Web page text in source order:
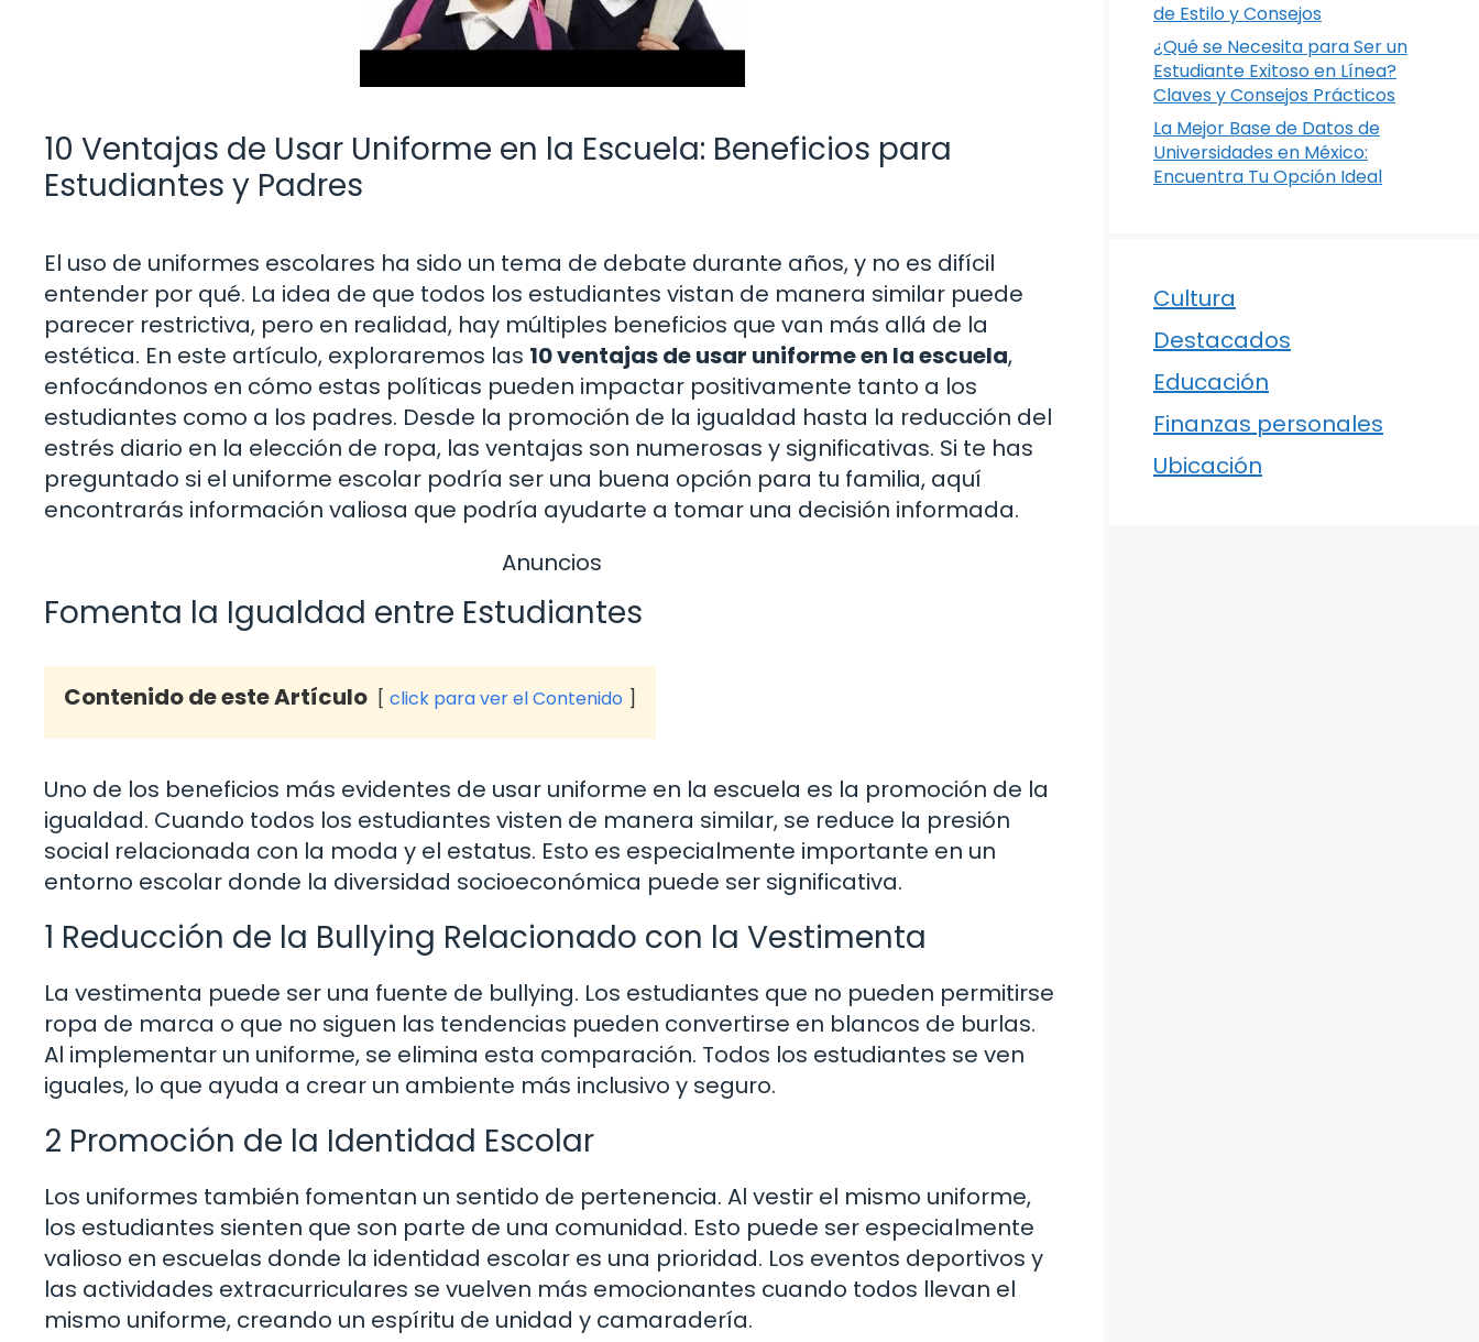
10 Ventajas de Usar Uniforme en la Escuela: Beneficios para
Estudiantes y Padres
El uso de uniformes escolares ha sido un tema de debate durante años, y no es difícil
entender por qué. La idea de que todos los estudiantes vistan de manera similar puede
parecer restrictiva, pero en realidad, hay múltiples beneficios que van más allá de la
estética. En este artículo, exploraremos las 10 ventajas de usar uniforme en la escuela,
enfocándonos en cómo estas políticas pueden impactar positivamente tanto a los
estudiantes como a los padres. Desde la promoción de la igualdad hasta la reducción del
estrés diario en la elección de ropa, las ventajas son numerosas y significativas. Si te has
preguntado si el uniforme escolar podría ser una buena opción para tu familia, aquí
encontrarás información valiosa que podría ayudarte a tomar una decisión informada.
Anuncios
Fomenta la Igualdad entre Estudiantes
Contenido de este Artículo click para ver el Contenido
Uno de los beneficios más evidentes de usar uniforme en la escuela es la promoción de la
igualdad. Cuando todos los estudiantes visten de manera similar, se reduce la presión
social relacionada con la moda y el estatus. Esto es especialmente importante en un
entorno escolar donde la diversidad socioeconómica puede ser significativa.
1 Reducción de la Bullying Relacionado con la Vestimenta
La vestimenta puede ser una fuente de bullying. Los estudiantes que no pueden permitirse
ropa de marca o que no siguen las tendencias pueden convertirse en blancos de burlas.
Al implementar un uniforme, se elimina esta comparación. Todos los estudiantes se ven
iguales, lo que ayuda a crear un ambiente más inclusivo y seguro.
2 Promoción de la Identidad Escolar
Los uniformes también fomentan un sentido de pertenencia. Al vestir el mismo uniforme,
los estudiantes sienten que son parte de una comunidad. Esto puede ser especialmente
valioso en escuelas donde la identidad escolar es una prioridad. Los eventos deportivos y
las actividades extracurriculares se vuelven más emocionantes cuando todos llevan el
mismo uniforme, creando un espíritu de unidad y camaradería.
de Estilo y Consejos
¿Qué se Necesita para Ser un
Estudiante Exitoso en Línea?
Claves y Consejos Prácticos
La Mejor Base de Datos de
Universidades en México:
Encuentra Tu Opción Ideal
Cultura
Destacados
Educación
Finanzas personales
Ubicación